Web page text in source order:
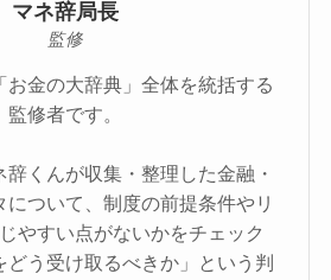
マネ辞局長
監修
お金の大辞典」全体を統括する
監修者です。
くんが収集・整理した金融・
ついて、制度の前提条件やリ
やすい点がないかをチェック
どう受け取るべきか」という判